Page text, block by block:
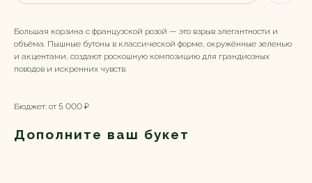
Большая корзина с французской розой — это взрыв элегантности и
объёма. Пышные бутоны в классической форме, окружённые зеленью
и акцентами, создают роскошную композицию для грандиозных
поводов и искренних чувств.
Бюджет: от 5 000 ₽
Дополните ваш букет